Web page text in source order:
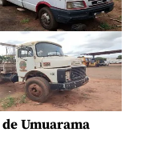
Umuarama